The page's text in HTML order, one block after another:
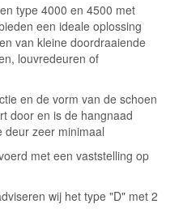
type 4000 en 4500 met
een ideale oplossing
van kleine doordraaiende
louvredeuren of
en de vorm van de schoen
door en is de hangnaad
deur zeer minimaal
met een vaststelling op
wij het type "D" met 2